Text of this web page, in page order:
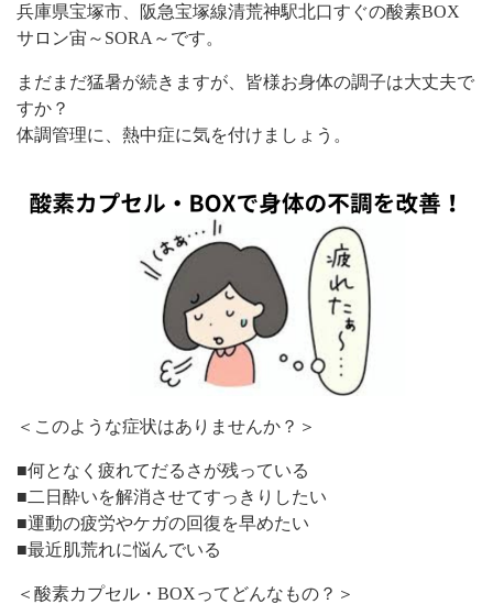
兵庫県宝塚市、阪急宝塚線清荒神駅北口すぐの酸素BOX
サロン宙～SORA～です。
まだまだ猛暑が続きますが、皆様お身体の調子は大丈夫で
すか？
体調管理に、熱中症に気を付けましょう。
＜このような症状はありませんか？＞
■何となく疲れてだるさが残っている
■二日酔いを解消させてすっきりしたい
■運動の疲労やケガの回復を早めたい
■最近肌荒れに悩んでいる
＜酸素カプセル・BOXってどんなもの？＞